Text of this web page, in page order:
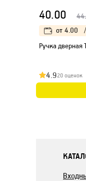
40.00
от 4.00
Ручка дверная
4.920 оценок